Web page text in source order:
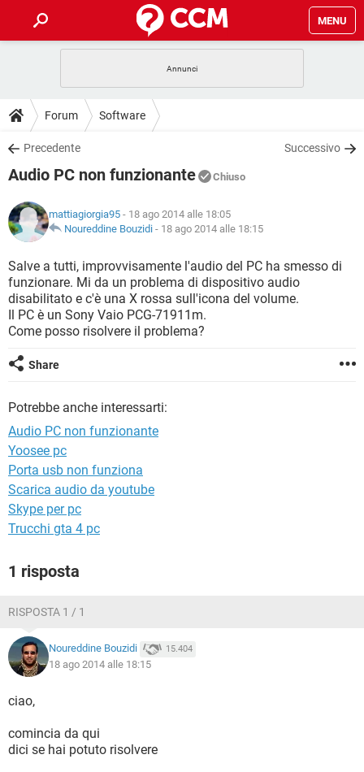
MENU
INTRATTENIMENTO
iOS
INSTAGRAM WHATSAPP
TIKTOK
HARDWARE
GUIDE
COVID-19
INSTAGRAM WHATSAPP
TIKTOK
HARDWARE
DOWNLOAD
COVID-19 GAMING
INTRATTENIMENTO
iOS WINDOWS 10
INSTAGRAM WHATSAPP
TIKTOK FACEBOOK
HARDWARE
COVID-19 GAMING
INTRATTENIMENTO
iOS WINDOWS 10
INSTAGRAM WHATSAPP
TIKTOK FACEBOOK
HARDWARE
GLOSSARIO
COVID-19 GAMING
INTRATTENIMENTO ANDROID
iOS WINDOWS 10
INSTAGRAM
TIKTOK
Forum Software
Precedente Successivo
Audio PC non funzionante Chiuso
mattiagiorgia95 - 18 ago 2014 alle 18:05
Noureddine Bouzidi - 18 ago 2014 alle 18:15
Salve a tutti, improvvisamente l'audio del PC ha smesso di
funzionare. Mi da un problema di dispositivo audio
disabilitato e c'è una X rossa sull'icona del volume.
Il PC è un Sony Vaio PCG-71911m.
Come posso risolvere il problema?
Share
Potrebbe anche interessarti:
Audio PC non funzionante
Yoosee pc
Porta usb non funziona
Scarica audio da youtube
Skype per pc
Trucchi gta 4 pc
1 risposta
RISPOSTA 1 / 1
Noureddine Bouzidi 15.404
18 ago 2014 alle 18:15
ciao,
comincia da qui
dici se hai potuto risolvere